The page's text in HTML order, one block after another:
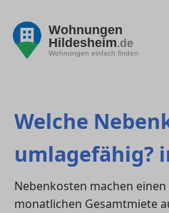
Wohnungen
Hildesheim.de
Wohnungen einfach finden
Welche
umlagefähig?
Nebenkosten machen
monatlichen Gesamtmiete